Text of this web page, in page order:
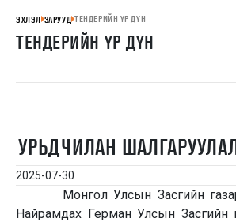
ЭХЛЭЛ ЗАРУУД ТЕНДЕРИЙН ҮР ДҮН
ТЕНДЕРИЙН ҮР ДҮН
УРЬДЧИЛАН
2025-07-30
Монгол Улсын Засгийн газар,
Найрамдах Герман Улсын Засгийн